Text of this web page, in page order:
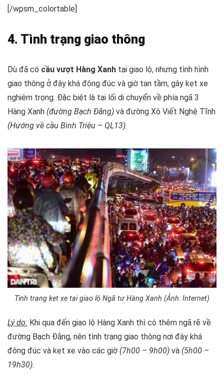
[/wpsm_colortable]
4. Tình trạng giao thông
Dù đã có cầu vượt Hàng Xanh tại giao lộ, nhưng tình hình
giao thông ở đây khá đông đúc và giờ tan tầm, gây kẹt xe
nghiêm trọng. Đặc biệt là tại lối di chuyển về phía ngã 3
Hàng Xanh (đường Bạch Đằng) và đường Xô Viết Nghệ Tĩnh
(Hướng về cầu Bình Triệu – QL13).
Tình trạng kẹt xe tại giao lộ Ngã tư Hàng Xanh (Ảnh: Internet)
Lý do: Khi qua đến giao lộ Hàng Xanh thì có thêm ngã rẽ về
đường Bạch Đằng, nên tình trạng giao thông nơi đây khá
đông đúc và kẹt xe vào các giờ (7h00 – 9h00) và (5h00 –
19h30).